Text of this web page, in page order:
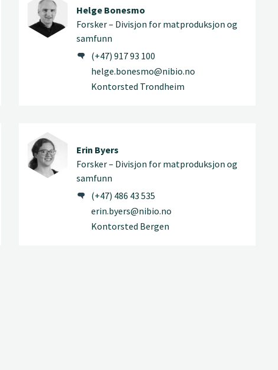
Helge Bonesmo
Forsker – Divisjon for matproduksjon og
samfunn
(+47) 917 93 100
helge.bonesmo@nibio.no
Kontorsted Trondheim
Erin Byers
Forsker – Divisjon for matproduksjon og
samfunn
(+47) 486 43 535
erin.byers@nibio.no
Kontorsted Bergen